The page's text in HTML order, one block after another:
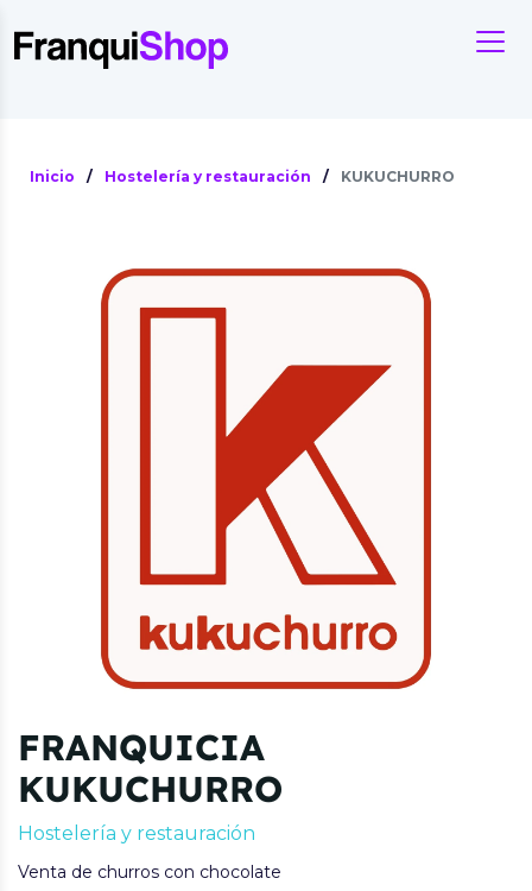
Inicio / Hostelería y restauración / KUKUCHURRO
FRANQUICIA
KUKUCHURRO
Hostelería y restauración
Venta de churros con chocolate